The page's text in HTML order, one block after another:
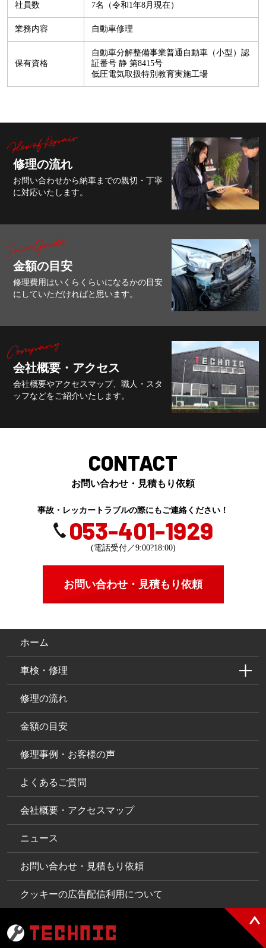
社員数 7名（令和1年8月現在）
業務内容 自動車修理
保有資格
自動車分解整備事業普通自動車（小型）認
証番号 静 第8415号
低圧電気取扱特別教育実施工場
修理の流れ
お問い合わせから納車までの親切・丁寧
に対応いたします。
金額の目安
修理費用はいくらくらいになるかの目安
にしていただければと思います。
会社概要・アクセス
会社概要やアクセスマップ、職人・スタ
ッフなどをご紹介いたします。
CONTACT
お問い合わせ・見積もり依頼
事故・レッカートラブルの際にもご連絡ください！
053-401-1929
(電話受付／9:00?18:00)
お問い合わせ・見積もり依頼
ホーム
車検・修理
修理の流れ
金額の目安
修理事例・お客様の声
よくあるご質問
会社概要・アクセスマップ
ニュース
お問い合わせ・見積もり依頼
クッキーの広告配信利用について